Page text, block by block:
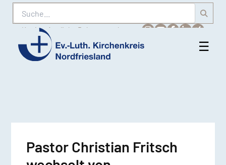
Suche
Karriere Amtliche Bekanntmachungen
Ev.-
☰
Pastor Christian Fritsch